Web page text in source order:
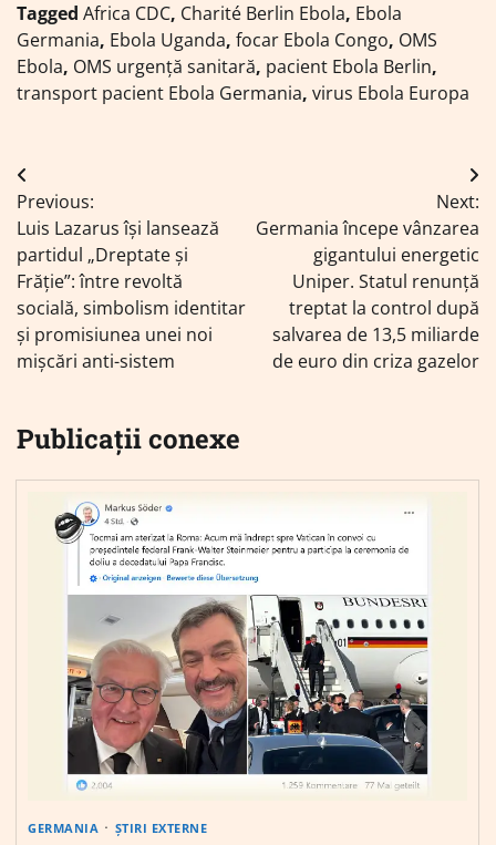
Tagged Africa CDC, Charité Berlin Ebola, Ebola
Germania, Ebola Uganda, focar Ebola Congo, OMS
Ebola, OMS urgență sanitară, pacient Ebola Berlin,
transport pacient Ebola Germania, virus Ebola Europa
Navigare
în
articole
Previous:
Luis Lazarus își lansează
partidul „Dreptate și
Frăție”: între revoltă
socială, simbolism identitar
și promisiunea unei noi
mișcări anti-sistem
Next:
Germania începe vânzarea
gigantului energetic
Uniper. Statul renunță
treptat la control după
salvarea de 13,5 miliarde
de euro din criza gazelor
Publicații conexe
GERMANIA ȘTIRI EXTERNE